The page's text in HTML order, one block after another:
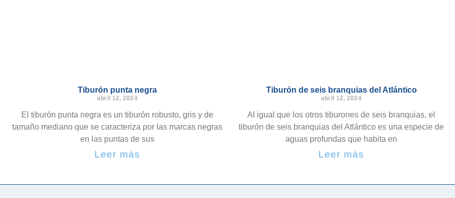
Tiburón punta negra
abril 12, 2024
El tiburón punta negra es un tiburón robusto, gris y de
tamaño mediano que se caracteriza por las marcas negras
en las puntas de sus
Leer más
Tiburón de seis branquias del Atlántico
abril 12, 2024
Al igual que los otros tiburones de seis branquias, el
tiburón de seis branquias del Atlántico es una especie de
aguas profundas que habita en
Leer más